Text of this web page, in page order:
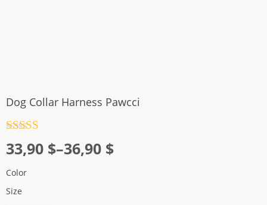
Dog Collar Harness Pawcci
out of 5
33,90 $–36,90 $
Price
range:
33,90 $
Color
Size